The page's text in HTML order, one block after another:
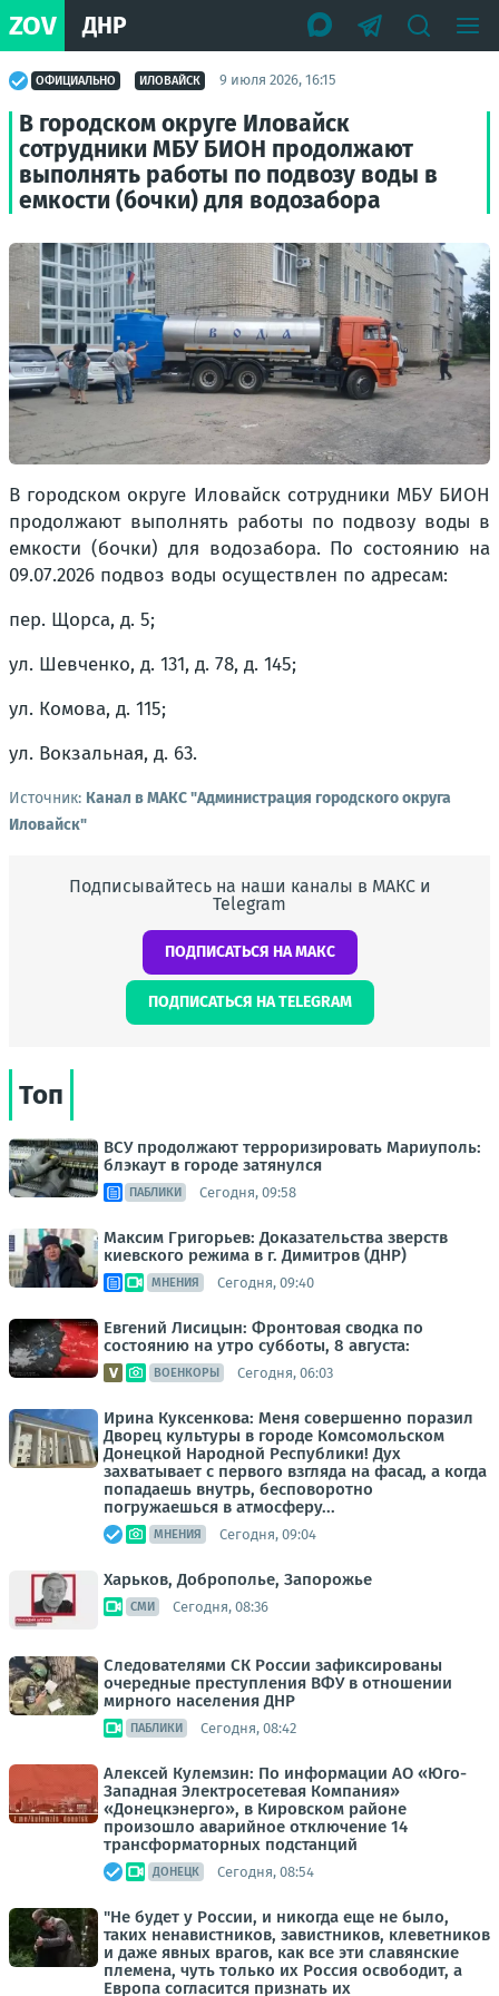
ZOV ДНР
ОФИЦИАЛЬНО ИЛОВАЙСК 9 июля 2026, 16:15
В городском округе Иловайск
сотрудники МБУ БИОН продолжают
выполнять работы по подвозу воды в
емкости (бочки) для водозабора
В городском округе Иловайск сотрудники МБУ БИОН
продолжают выполнять работы по подвозу воды в
емкости (бочки) для водозабора. По состоянию на
09.07.2026 подвоз воды осуществлен по адресам:
пер. Щорса, д. 5;
ул. Шевченко, д. 131, д. 78, д. 145;
ул. Комова, д. 115;
ул. Вокзальная, д. 63.
Источник: Канал в МАКС "Администрация городского округа
Иловайск"
Подписывайтесь на наши каналы в МАКС и
Telegram
ПОДПИСАТЬСЯ НА МАКС
ПОДПИСАТЬСЯ НА TELEGRAM
Топ
ВСУ продолжают терроризировать Мариуполь:
блэкаут в городе затянулся
ПАБЛИКИ Сегодня, 09:58
Максим Григорьев: Доказательства зверств
киевского режима в г. Димитров (ДНР)
МНЕНИЯ Сегодня, 09:40
Евгений Лисицын: Фронтовая сводка по
состоянию на утро субботы, 8 августа:
ВОЕНКОРЫ Сегодня, 06:03
Ирина Куксенкова: Меня совершенно поразил
Дворец культуры в городе Комсомольском
Донецкой Народной Республики! Дух
захватывает с первого взгляда на фасад, а когда
попадаешь внутрь, бесповоротно
погружаешься в атмосферу...
МНЕНИЯ Сегодня, 09:04
Харьков, Доброполье, Запорожье
СМИ Сегодня, 08:36
Следователями СК России зафиксированы
очередные преступления ВФУ в отношении
мирного населения ДНР
ПАБЛИКИ Сегодня, 08:42
Алексей Кулемзин: По информации АО «Юго-
Западная Электросетевая Компания»
«Донецкэнерго», в Кировском районе
произошло аварийное отключение 14
трансформаторных подстанций
ДОНЕЦК Сегодня, 08:54
"Не будет у России, и никогда еще не было,
таких ненавистников, завистников, клеветников
и даже явных врагов, как все эти славянские
племена, чуть только их Россия освободит, а
Европа согласится признать их